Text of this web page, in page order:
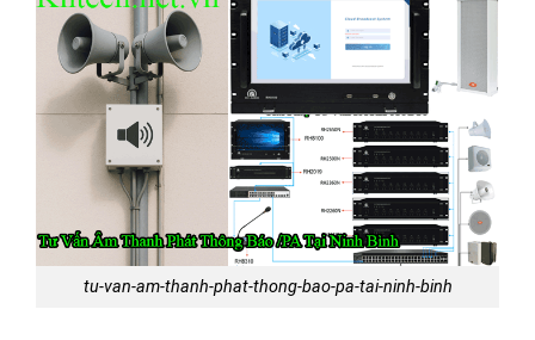
tu-van-am-thanh-phat-thong-bao-pa-tai-ninh-binh